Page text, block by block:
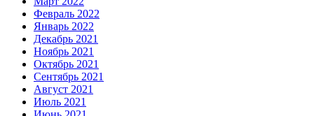
Февраль 2022
Январь 2022
Декабрь 2021
Ноябрь 2021
Октябрь 2021
Сентябрь 2021
Август 2021
Июль 2021